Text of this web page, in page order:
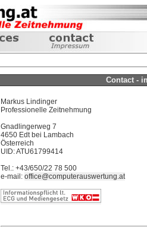
Contact -
Markus Lindinger
Professionelle Zeitnehmung
Gnadlingerweg 7
4650 Edt bei Lambach
Österreich
UID: ATU61799414
Tel.: +43/650/22 78 500
e-mail: office@computerauswertung.at